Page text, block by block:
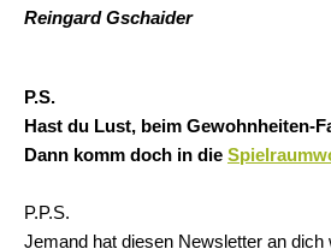
Reingard Gschaider
P.S.
Hast du Lust, beim Gewohnheiten-
Dann komm doch in die
P.P.S.
Jemand hat diesen Newsletter an dich